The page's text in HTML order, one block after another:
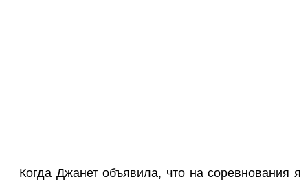
Когда Джанет объявила, что на соревнования я